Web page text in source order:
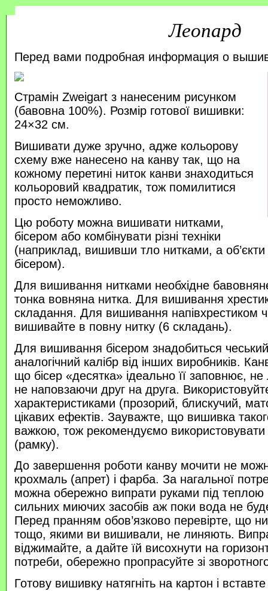
Леопард
Перед вами подробная информация о
Страмін Zweigart з нанесеним рисунком
(бавовна 100%). Розмір готової вишивки:
24×32 см.
Вишивати дуже зручно, адже кольорову
схему вже нанесено на канву так, що на
кожному перетині ниток канви знаходиться
кольоровий квадратик, тож помилитися
просто неможливо.
Цю роботу можна вишивати нитками,
бісером або комбінувати різні техніки
(наприклад, вишивши тло нитками, а
бісером).
Для вишивання нитками необхідне
тонка вовняна нитка. Для вишивання
складання. Для вишивання напівхрестиком
вишивайте в повну нитку (6 складань).
Для вишивання бісером знадобиться
аналогічний калібр від інших виробників.
що бісер «десятка» ідеально її заповнює,
не наповзаючи друг на друга.
характеристиками (прозорий, блискучий,
цікавих ефектів. Зауважте, що вишивка
важкою, тож рекомендуємо
(рамку).
До завершення роботи канву мочити не
крохмаль (апрет) і фарба. За нагальної
можна обережно випрати руками під
сильних миючих засобів аж поки вода не
Перед пранням обов’язково перевірте, що
тощо, якими ви вишивали, не линяють.
віджимайте, а дайте їй висохнути на
потреби, обережно пропрасуйте зі
Готову вишивку натягніть на картон і